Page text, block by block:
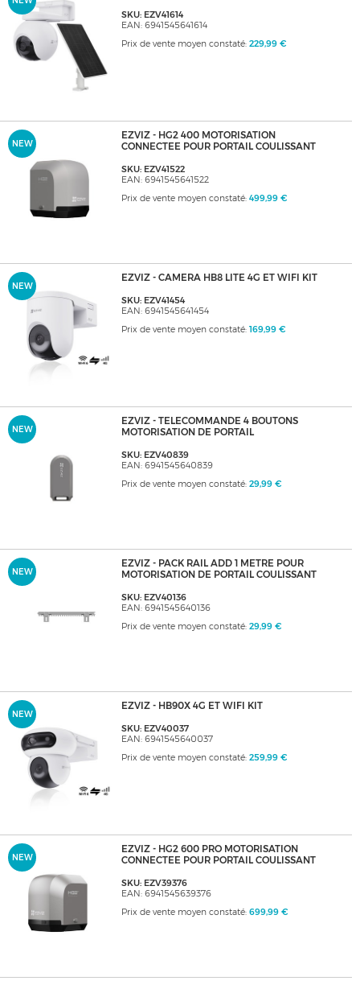
SKU: EZV41614
EAN: 6941545641614
Prix de vente moyen constaté: 229,99 €
NEW
EZVIZ - HG2 400 MOTORISATION
CONNECTEE POUR PORTAIL COULISSANT
SKU: EZV41522
EAN: 6941545641522
Prix de vente moyen constaté: 499,99 €
NEW
EZVIZ - CAMERA HB8 LITE 4G ET WIFI KIT
SKU: EZV41454
EAN: 6941545641454
Prix de vente moyen constaté: 169,99 €
NEW
EZVIZ - TELECOMMANDE 4 BOUTONS
MOTORISATION DE PORTAIL
SKU: EZV40839
EAN: 6941545640839
Prix de vente moyen constaté: 29,99 €
NEW
EZVIZ - PACK RAIL ADD 1 METRE POUR
MOTORISATION DE PORTAIL COULISSANT
SKU: EZV40136
EAN: 6941545640136
Prix de vente moyen constaté: 29,99 €
NEW
EZVIZ - HB90X 4G ET WIFI KIT
SKU: EZV40037
EAN: 6941545640037
Prix de vente moyen constaté: 259,99 €
NEW
EZVIZ - HG2 600 PRO MOTORISATION
CONNECTEE POUR PORTAIL COULISSANT
SKU: EZV39376
EAN: 6941545639376
Prix de vente moyen constaté: 699,99 €